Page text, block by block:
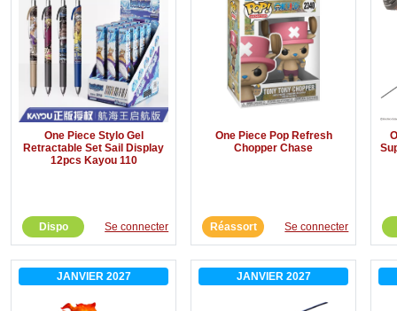
One Piece Stylo Gel
Retractable Set Sail Display
12pcs Kayou 110
Dispo Se connecter
One Piece Pop Refresh
Chopper Chase
Réassort Se connecter
JANVIER 2027 JANVIER 2027